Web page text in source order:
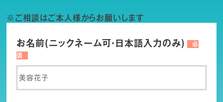
※ご相談はご本人様からお願いします
お名前(ニックネーム可・日本語入力のみ)
必
須